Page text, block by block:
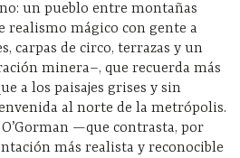
un pueblo entre montañas
realismo mágico con gente a
carpas de circo, terrazas y un
minera–, que recuerda más
a los paisajes grises y sin
al norte de la metrópolis.
—que contrasta, por
más realista y reconocible